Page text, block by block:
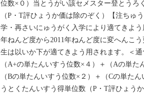
位数×０）当とうがい該セメスター登とうろ
（P・T評ひょうか価は除のぞく）【注ちゅ
学・再さいにゅうがく入学により適てきよ
年ねんど度から2011年ねんど度に変へんこ
生は以いか下が適てきよう用されます。＜
（A+の単たんいすう位数×４）＋（Aの単た
（Bの単たんいすう位数×２）＋（Cの単た
うとくたんいすう得単位数（P・T評ひょう